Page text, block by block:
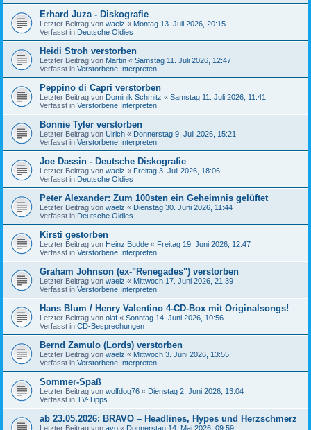
Erhard Juza - Diskografie
Letzter Beitrag von waelz « Montag 13. Juli 2026, 20:15
Verfasst in Deutsche Oldies
Heidi Stroh verstorben
Letzter Beitrag von Martin « Samstag 11. Juli 2026, 12:47
Verfasst in Verstorbene Interpreten
Peppino di Capri verstorben
Letzter Beitrag von Dominik Schmitz « Samstag 11. Juli 2026, 11:41
Verfasst in Verstorbene Interpreten
Bonnie Tyler verstorben
Letzter Beitrag von Ulrich « Donnerstag 9. Juli 2026, 15:21
Verfasst in Verstorbene Interpreten
Joe Dassin - Deutsche Diskografie
Letzter Beitrag von waelz « Freitag 3. Juli 2026, 18:06
Verfasst in Deutsche Oldies
Peter Alexander: Zum 100sten ein Geheimnis gelüftet
Letzter Beitrag von waelz « Dienstag 30. Juni 2026, 11:44
Verfasst in Deutsche Oldies
Kirsti gestorben
Letzter Beitrag von Heinz Budde « Freitag 19. Juni 2026, 12:47
Verfasst in Verstorbene Interpreten
Graham Johnson (ex-"Renegades") verstorben
Letzter Beitrag von waelz « Mittwoch 17. Juni 2026, 21:39
Verfasst in Verstorbene Interpreten
Hans Blum / Henry Valentino 4-CD-Box mit Originalsongs!
Letzter Beitrag von olaf « Sonntag 14. Juni 2026, 10:56
Verfasst in CD-Besprechungen
Bernd Zamulo (Lords) verstorben
Letzter Beitrag von waelz « Mittwoch 3. Juni 2026, 13:55
Verfasst in Verstorbene Interpreten
Sommer-Spaß
Letzter Beitrag von wolfdog76 « Dienstag 2. Juni 2026, 13:04
Verfasst in TV-Tipps
ab 23.05.2026: BRAVO – Headlines, Hypes und Herzschmerz
Letzter Beitrag von avo « Donnerstag 14. Mai 2026, 09:59